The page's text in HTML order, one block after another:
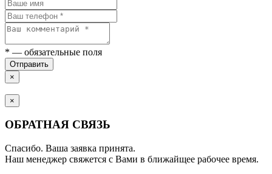
* — обязательные поля
Отправить
×
×
ОБРАТНАЯ СВЯЗЬ
Спасибо. Ваша заявка принята.
Наш менеджер свяжется с Вами в ближайщее рабочее время.